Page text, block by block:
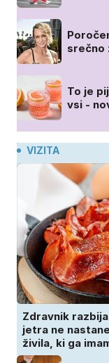
srečno
To je
vsi -
VIZITA
Zdravnik
jetra ne
živila, ki ga